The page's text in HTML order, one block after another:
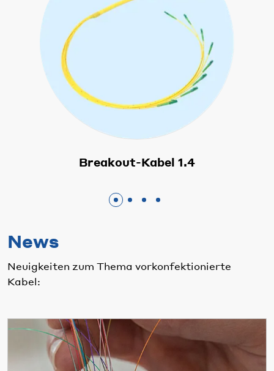
Breakout-Kabel 1.4
News
Neuigkeiten zum Thema vorkonfektionierte
Kabel: